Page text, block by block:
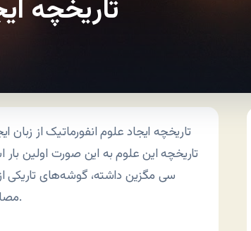
تاریخچه
تاریخچه ایجاد علوم انفورماتیک از
تاریخچه این علوم به این صورت اولین
سی مگزین داشته، گوشه‌های تاریکی
مصاحبه ممکن است در چندین قسمت منتشر شود. بخوانید و بیندیشید.